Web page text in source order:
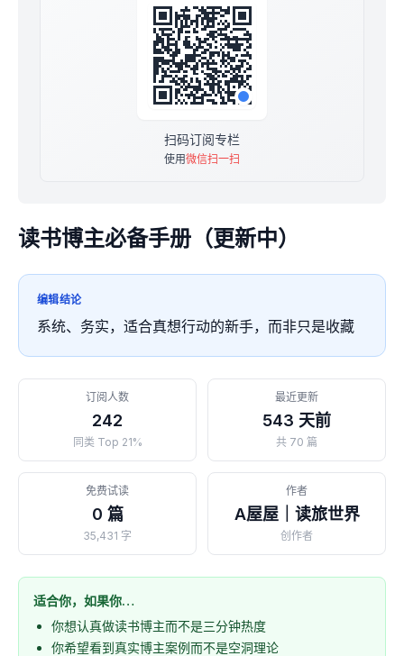
册。没有微信群，也没有我的一对一点评辅导。
但如果你有问题可以留言，我看到都会在第一时间内，一
1⃣️想学做读书博主，但没有思路小伙伴，可以闭眼入。
2⃣️想通过读书写作，持续成长的小伙伴，也可以闭眼入。
❤️愿你能在读书中成长，在做博主中变现。
扫码订阅专栏
使用微信扫一扫
读书博主必备手册（更新中）
编辑结论
系统、务实，适合真想行动的新手，而非只是收藏
订阅人数
242
同类 Top 21%
最近更新
543 天前
共 70 篇
免费试读
0 篇
35,431 字
作者
A屋屋｜读旅世界
创作者
适合你，如果你…
你想认真做读书博主而不是三分钟热度
你希望看到真实博主案例而不是空洞理论